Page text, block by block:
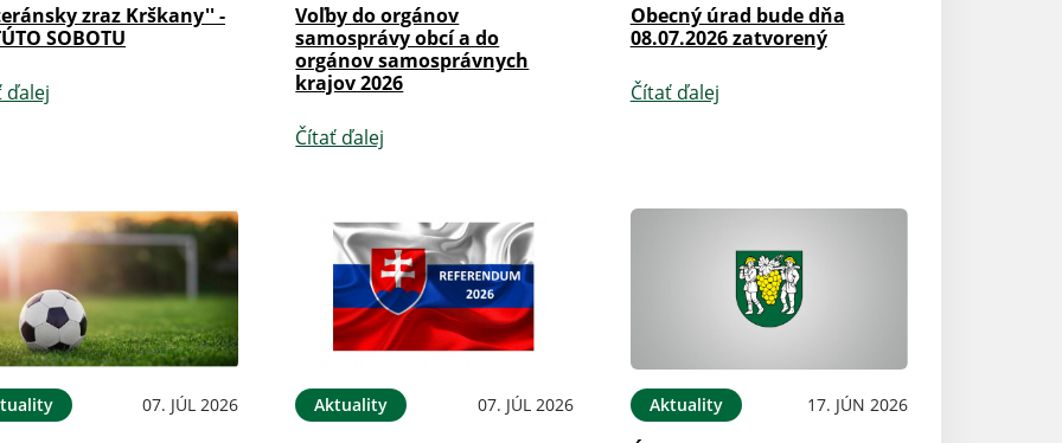
zraz Krškany'' -
SOBOTU
ďalej
Voľby do orgánov
samosprávy obcí a do
orgánov samosprávnych
krajov 2026
Čítať ďalej
Obecný úrad bude dňa
08.07.2026 zatvorený
Čítať ďalej
07. JÚL 2026 Aktuality 07. JÚL 2026 Aktuality 17. JÚN 2026